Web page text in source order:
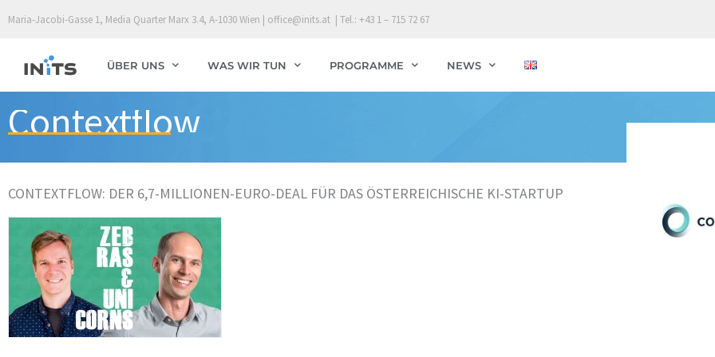
content
Maria-Jacobi-Gasse 1, Media Quarter Marx 3.4, A-1030 Wien | office@inits.at | Tel.: +43 1 – 715 72 67
ÜBER UNS WAS WIR TUN PROGRAMME NEWS
Contextflow
CONTEXTFLOW: DER 6,7-MILLIONEN-EURO-DEAL FÜR DAS ÖSTERREICHISCHE KI-STARTUP